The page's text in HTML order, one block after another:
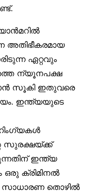
അതിഭീകരമായ
ഏറ്റവും
ന്യൂനപക്ഷ
സൂകി ഇതുവരെ
ഇന്ത്യയുടെ
സുരക്ഷയ്ക്ക്
ഇന്ത്യ
ക്രിമിനൽ
സാധാരണ തൊഴിൽ